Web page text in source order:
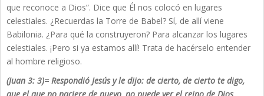
que reconoce a Dios”. Dice que Él nos colocó en lugares
celestiales. ¿Recuerdas la Torre de Babel? Sí, de allí viene
Babilonia. ¿Para qué la construyeron? Para alcanzar los lugares
celestiales. ¡Pero si ya estamos allí! Trata de hacérselo entender
al hombre religioso.
(Juan 3: 3)= Respondió Jesús y le dijo: de cierto, de cierto te digo,